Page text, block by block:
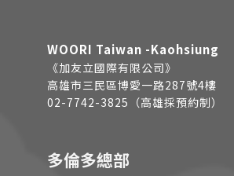
WOORI Taiwan -Kaohsiung
《加友立國際有限公司》
高雄市三民區博愛一路287號4樓
02-7742-3825（高雄採預約制）
多倫多總部